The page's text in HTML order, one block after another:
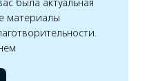
была актуальная
материалы